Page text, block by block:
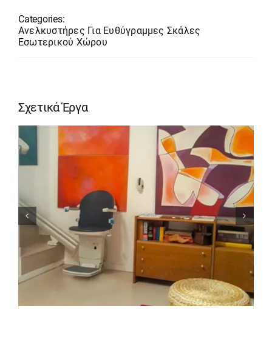
Categories:
Ανελκυστήρες Για Ευθύγραμμες Σκάλες
Εσωτερικού Χώρου
Σχετικά Έργα
ΑΝΕΛΚΥΣΤΗΡΑΣ ΣΚΑΛΑΣ
ΣΤΗΝ ΑΘΗΝΑ